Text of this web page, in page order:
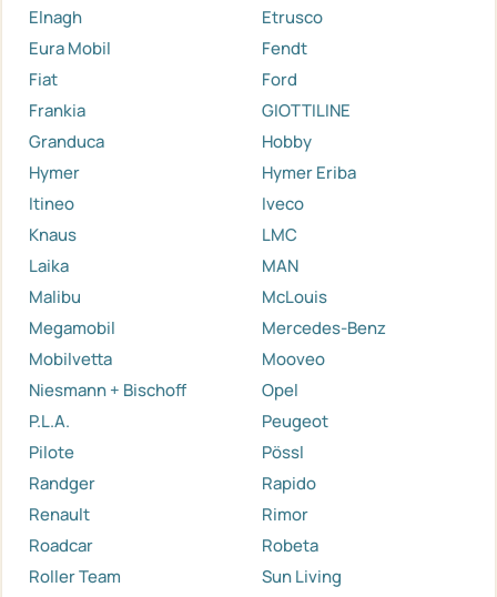
Elnagh
Etrusco
Eura Mobil
Fendt
Fiat
Ford
Frankia
GIOTTILINE
Granduca
Hobby
Hymer
Hymer Eriba
Itineo
Iveco
Knaus
LMC
Laika
MAN
Malibu
McLouis
Megamobil
Mercedes-Benz
Mobilvetta
Mooveo
Niesmann + Bischoff
Opel
P.L.A.
Peugeot
Pilote
Pössl
Randger
Rapido
Renault
Rimor
Roadcar
Robeta
Roller Team
Sun Living